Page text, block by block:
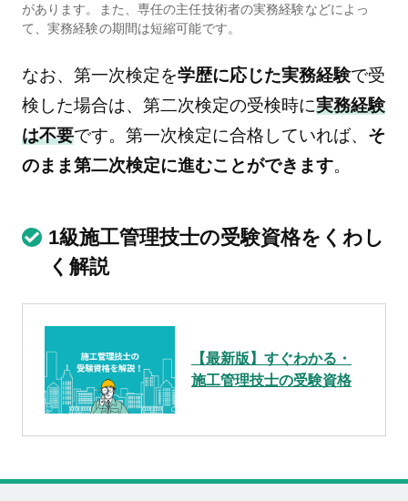
があります。また、専任の主任技術者の実務経験などによっ
て、実務経験の期間は短縮可能です。
なお、第一次検定を学歴に応じた実務経験で受
検した場合は、第二次検定の受検時に実務経験
は不要です。第一次検定に合格していれば、 そ
のまま第二次検定に進むことができます。
1級施工管理技士の受験資格をくわし
く解説
【最新版】すぐわかる・
施工管理技士の受験資格